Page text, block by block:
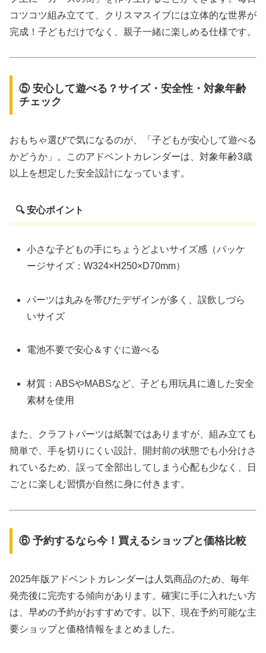
コツコツ組み立てて、クリスマスイブには立体的な世界が
完成！子どもだけでなく、親子一緒に楽しめる仕様です。
⑤ 安心して遊べる？サイズ・安全性・対象年齢
チェック
おもちゃ選びで気になるのが、「子どもが安心して遊べる
かどうか」。このアドベントカレンダーは、対象年齢3歳
以上を想定した安全設計になっています。
🔍 安心ポイント
小さな子どもの手にちょうどよいサイズ感（パッケ
ージサイズ：W324×H250×D70mm）
パーツは丸みを帯びたデザインが多く、誤飲しづら
いサイズ
電池不要で安心＆すぐに遊べる
材質：ABSやMABSなど、子ども用玩具に適した安全
素材を使用
また、クラフトパーツは紙製ではありますが、組み立ても
簡単で、手を切りにくい設計。開封前の状態でも小分けさ
れているため、誤って全部出してしまう心配も少なく、日
ごとに楽しむ習慣が自然に身に付きます。
⑥ 予約するなら今！買えるショップと価格比較
2025年版アドベントカレンダーは人気商品のため、毎年
発売後に完売する傾向があります。確実に手に入れたい方
は、早めの予約がおすすめです。以下、現在予約可能な主
要ショップと価格情報をまとめました。